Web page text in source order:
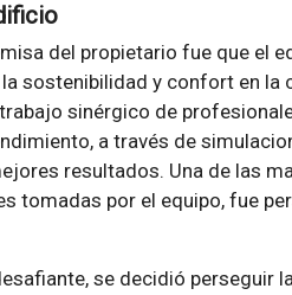
del propietario fue que el
sostenibilidad y confort en la
sinérgico de
a través de
resultados. Una de las
tomadas por el equipo, fue
se decidió perseguir